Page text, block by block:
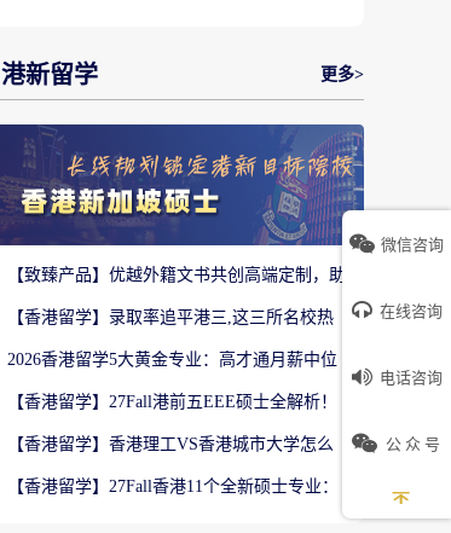
港新留学 更多>
【致臻产品】优越外籍文书共创高端定制，助
【香港留学】录取率追平港三,这三所名校热
2026香港留学5大黄金专业：高才通月薪中位
【香港留学】27Fall港前五EEE硕士全解析！
【香港留学】香港理工VS香港城市大学怎么
【香港留学】27Fall香港11个全新硕士专业：
微信咨询
在线咨询
电话咨询
公 众 号